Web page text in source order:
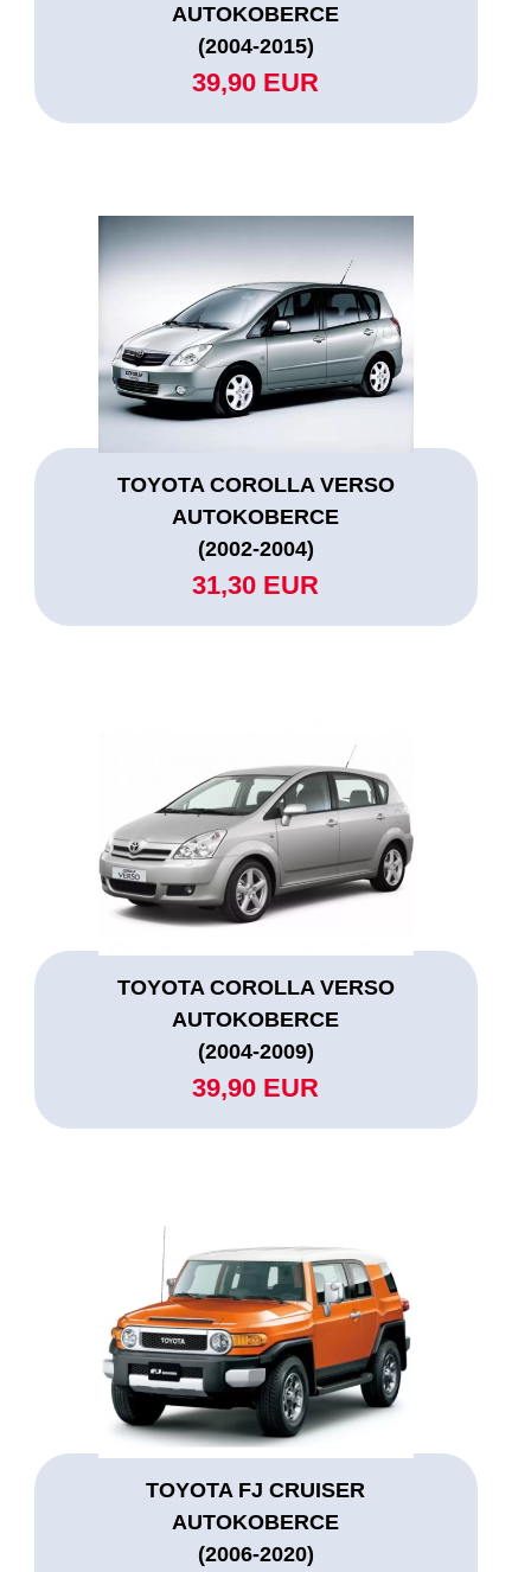
AUTOKOBERCE
(2004-2015)
39,90 EUR
TOYOTA COROLLA VERSO
AUTOKOBERCE
(2002-2004)
31,30 EUR
TOYOTA COROLLA VERSO
AUTOKOBERCE
(2004-2009)
39,90 EUR
TOYOTA FJ CRUISER
AUTOKOBERCE
(2006-2020)